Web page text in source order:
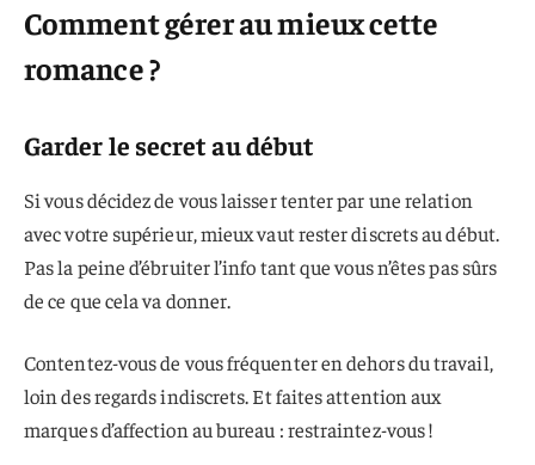
Comment gérer au mieux cette
romance ?
Garder le secret au début
Si vous décidez de vous laisser tenter par une relation
avec votre supérieur, mieux vaut rester discrets au début.
Pas la peine d’ébruiter l’info tant que vous n’êtes pas sûrs
de ce que cela va donner.
Contentez-vous de vous fréquenter en dehors du travail,
loin des regards indiscrets. Et faites attention aux
marques d’affection au bureau : restraintez-vous !